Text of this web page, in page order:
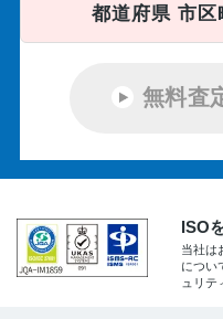
都道府県 市区
無料査
ISO
当社は
につい
ュリテ